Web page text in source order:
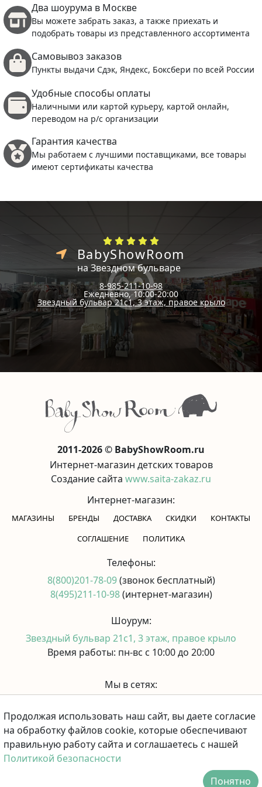
Два шоурума в Москве
Вы можете забрать заказ, а также приехать и
подобрать товары из представленного ассортимента
Самовывоз заказов
Пункты выдачи Сдэк, Яндекс, Боксбери по всей России
Удобные способы оплаты
Наличными или картой курьеру, картой онлайн,
переводом на р/с организации
Гарантия качества
Мы работаем с лучшими поставщиками, все товары
имеют сертификаты качества
BabyShowRoom
на Звездном бульваре
8-985-211-10-98
Ежедневно, 10:00-20:00
Звездный бульвар 21с1, 3 этаж, правое крыло
2011-2026 © BabyShowRoom.ru
Интернет-магазин детских товаров
Создание сайта www.saita-zakaz.ru
Интернет-магазин:
МАГАЗИНЫ БРЕНДЫ ДОСТАВКА СКИДКИ
КОНТАКТЫ
CОГЛАШЕНИЕ
ПОЛИТИКА
Телефоны:
8(800)201-78-09(звонок бесплатный)
8(495)211-10-98(интернет-магазин)
Шоурум:
Звездный бульвар 21с1, 3 этаж, правое крыло
Время работы: пн-вс с 10:00 до 20:00
Мы в сетях:
Принимаем к оплате:
Продолжая использовать наш сайт, вы даете согласие
на обработку файлов cookie, которые обеспечивают
правильную работу сайта и соглашаетесь с нашей
Политикой безопасности
Понятно